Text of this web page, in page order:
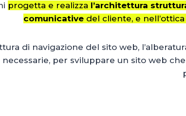
progetta e realizza l’architettura
comunicative del cliente, e
di navigazione del sito web,
per sviluppare un sito web